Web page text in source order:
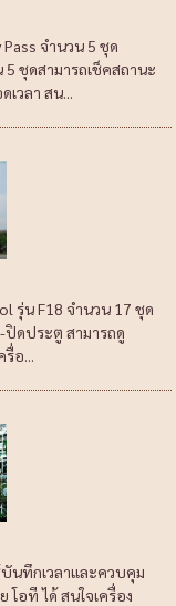
จำนวน 5 ชุด
ชุดสามารถเช็คสถานะ
วลา สน...
รุ่น F18 จำนวน 17 ชุด
ปิดประตู สามารถดู
รื่อ...
นทึกเวลาและควบคุม
โอที ได้ สนใจเครื่อง